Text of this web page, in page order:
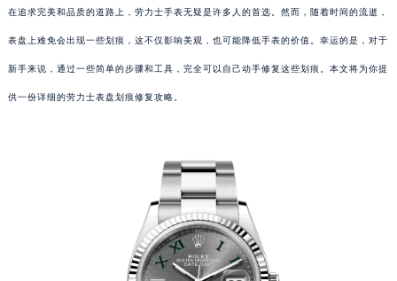
在追求完美和品质的道路上，劳力士手表无疑是许多人的首选。然而，随着时间的流逝，
表盘上难免会出现一些划痕，这不仅影响美观，也可能降低手表的价值。幸运的是，对于
新手来说，通过一些简单的步骤和工具，完全可以自己动手修复这些划痕。本文将为你提
供一份详细的劳力士表盘划痕修复攻略。